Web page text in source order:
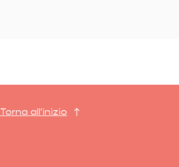
Torna all'inizio